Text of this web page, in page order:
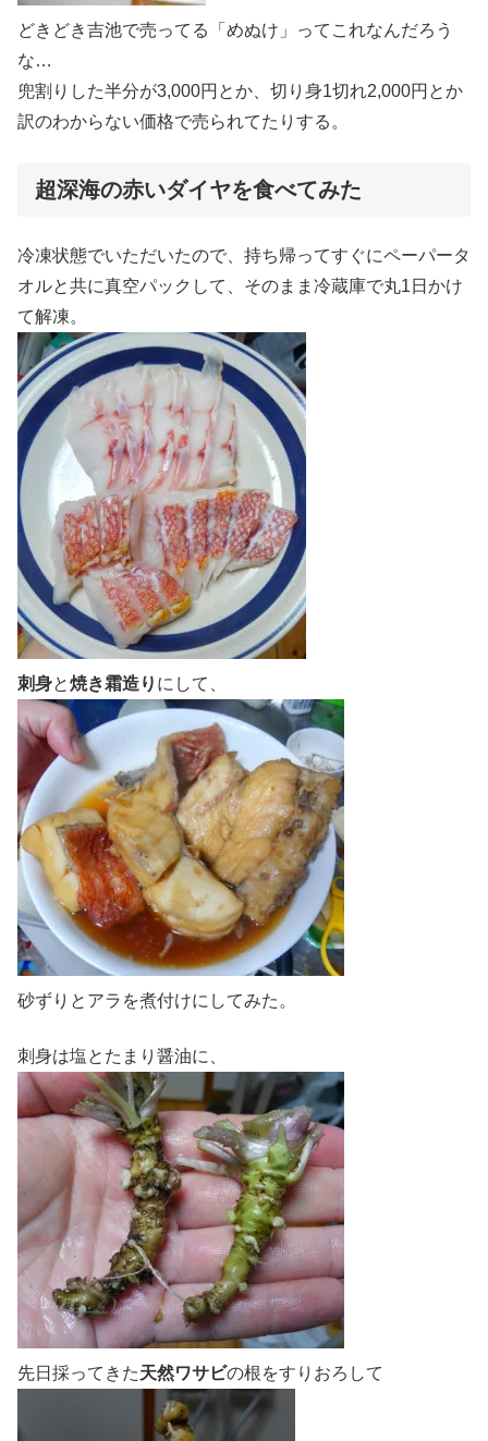
どきどき吉池で売ってる「めぬけ」ってこれなんだろう
な…
兜割りした半分が3,000円とか、切り身1切れ2,000円とか
訳のわからない価格で売られてたりする。
超深海の赤いダイヤを食べてみた
冷凍状態でいただいたので、持ち帰ってすぐにペーパータ
オルと共に真空パックして、そのまま冷蔵庫で丸1日かけ
て解凍。
刺身と焼き霜造り にして、
砂ずりとアラを煮付けにしてみた。
刺身は塩とたまり醤油に、
先日採ってきた天然ワサビの根をすりおろして